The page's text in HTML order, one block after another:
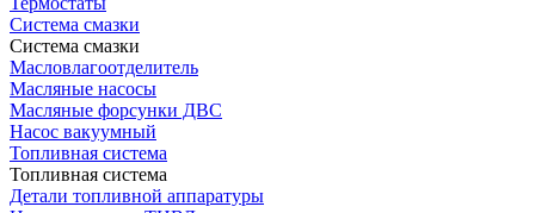
Система смазки
Система смазки
Масловлагоотделитель
Масляные насосы
Масляные форсунки ДВС
Насос вакуумный
Топливная система
Топливная система
Детали топливной аппаратуры